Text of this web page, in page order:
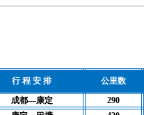
行 程 安 排 公里数
成都—康定 290